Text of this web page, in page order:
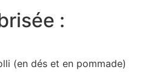
:
(en dés et en pommade)